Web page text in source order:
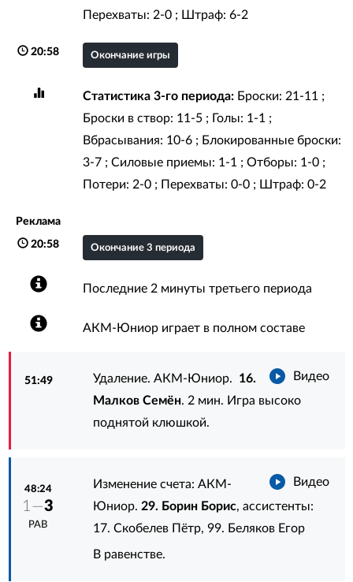
Перехваты: 2-0 ; Штраф: 6-2
20:58 Окончание игры
Статистика 3-го периода:Броски: 21-11 ;
Броски в створ: 11-5 ; Голы: 1-1 ;
Вбрасывания: 10-6 ; Блокированные броски:
3-7 ; Силовые приемы: 1-1 ; Отборы: 1-0 ;
Потери: 2-0 ; Перехваты: 0-0 ; Штраф: 0-2
Реклама
20:58 Окончание 3 периода
Последние 2 минуты третьего периода
АКМ-Юниор играет в полном составе
51:49 Видео
Удаление. АКМ-Юниор. 16.
Малков Семён. 2 мин. Игра высоко
поднятой клюшкой.
48:24
1—3
РАВ
Видео
Изменение счета: АКМ-
Юниор.29. Борин Борис, ассистенты:
17. Скобелев Пётр,99. Беляков Егор
В равенстве.